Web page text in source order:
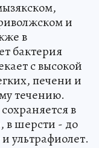
и
в
бактерия
с высокой
печени и
течению.
в
в шерсти - до
ультрафиолет.